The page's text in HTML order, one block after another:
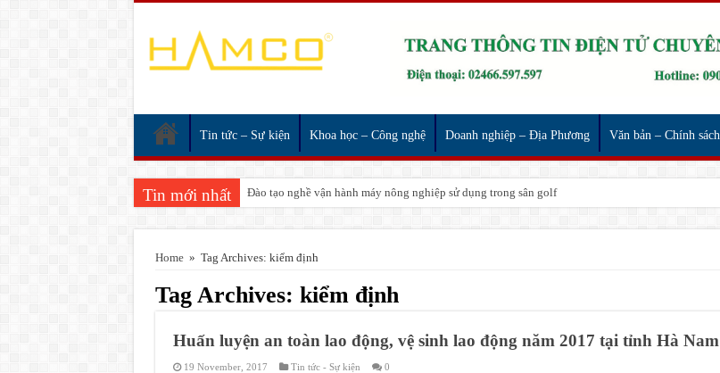
Tin tức – Sự kiện Khoa học – Công nghệ Doanh nghiệp – Địa Phương Văn bản – Chính sách
Tin mới nhất Đào tạo nghề vận hành máy nông nghiệp sử dụng trong sân golf
Home » Tag Archives: kiểm định
Tag Archives: kiểm định
Huấn luyện an toàn lao động, vệ sinh lao động năm 2017 tại tỉnh Hà Nam
19 November, 2017 Tin tức - Sự kiện 0